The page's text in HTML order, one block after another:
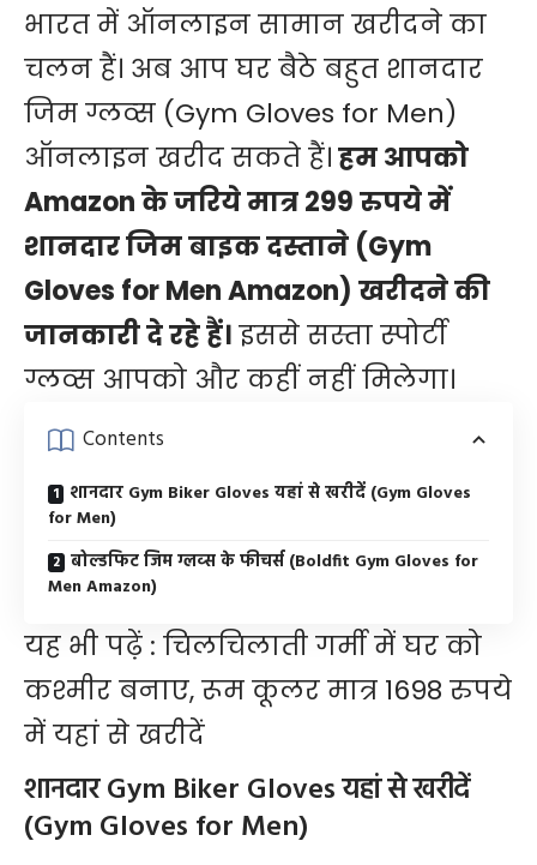
भारत में ऑनलाइन सामान खरीदने का
चलन हैं। अब आप घर बैठे बहुत शानदार
जिम ग्लव्स (Gym Gloves for Men)
ऑनलाइन खरीद सकते हैं।हम आपको
Amazon के जरिये मात्र 299 रुपये में
शानदार जिम बाइक दस्ताने (Gym
Gloves for Men Amazon) खरीदने की
जानकारी दे रहे हैं।इससे सस्ता स्पोर्टी
ग्लव्स आपको और कहीं नहीं मिलेगा।
Contents
शानदार Gym Biker Gloves यहां से खरीदें (Gym Gloves
for Men)
बोल्डफिट जिम ग्लव्स के फीचर्स (Boldfit Gym Gloves for
Men Amazon)
यह भी पढ़ें : चिलचिलाती गर्मी में घर को
कश्मीर बनाए, रूम कूलर मात्र 1698 रुपये
में यहां से खरीदें
शानदार Gym Biker Gloves यहां से खरीदें
(Gym Gloves for Men)